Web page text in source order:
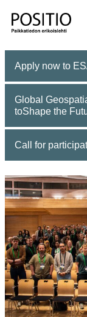
suoraan
sisältöön
Apply now to
Global
toShape the
Call for